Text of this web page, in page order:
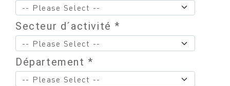
Secteur d´activité *
Département *